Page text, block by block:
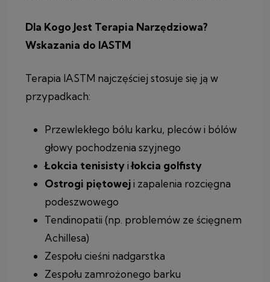
Dla Kogo Jest Terapia Narzędziowa?
Wskazania do IASTM
Terapia IASTM najczęściej stosuje się ją w
przypadkach:
Przewlekłego bólu karku, pleców i bólów
głowy pochodzenia szyjnego
Łokcia tenisistyiłokcia golfisty
Ostrogi piętoweji zapalenia rozcięgna
podeszwowego
Tendinopatii (np. problemów ze ścięgnem
Achillesa)
Zespołu cieśni nadgarstka
Zespołu zamrożonego barku